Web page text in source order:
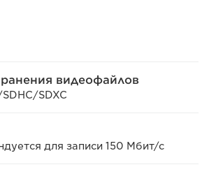
видеофайлов
SDXC
для записи 150 Мбит/с